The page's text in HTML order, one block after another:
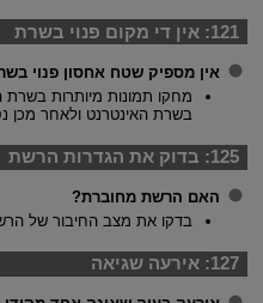
121: אין די מקום פנוי בשרת
אין מספיק שטח אחסון פנוי
מחקו תמונות מיותרות בשרת
בשרת האינטרנט ולאחר מכן
125: בדוק את הגדרות הרשת
האם הרשת מחוברת?
בדקו את מצב החיבור של
127: אירעה שגיאה